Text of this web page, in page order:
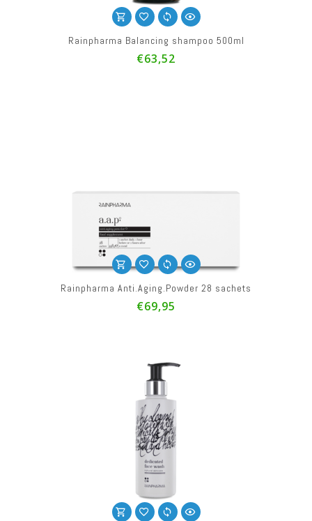
Rainpharma Balancing shampoo 500ml
€63,52
Rainpharma Anti.Aging.Powder 28 sachets
€69,95